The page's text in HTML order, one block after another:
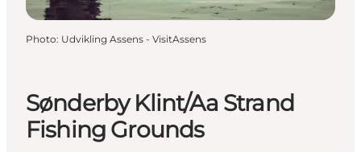
Sønderby Klint/Aa Strand
Fishing Grounds
Photo: Udvikling Assens - VisitAssens